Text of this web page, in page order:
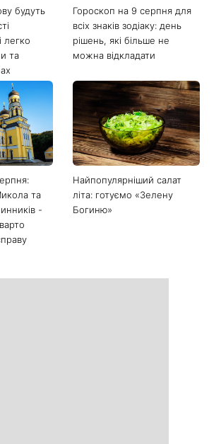
будуть
легко
та
Гороскоп на 9 серпня для
всіх знаків зодіаку: день
рішень, які більше не
можна відкладати
та
-
Найпопулярніший салат
літа: готуємо «Зелену
Богиню»